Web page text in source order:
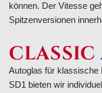
können. Der Vitesse
Spitzenversionen
CLASSIC
Autoglas für klassische
SD1 bieten wir